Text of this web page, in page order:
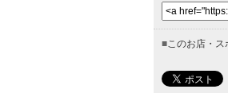
■このお店・ス